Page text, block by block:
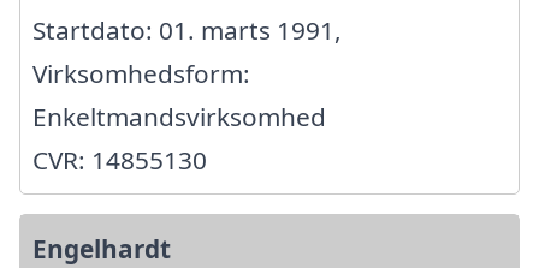
Startdato: 01. marts 1991,
Virksomhedsform:
Enkeltmandsvirksomhed
CVR: 14855130
Engelhardt